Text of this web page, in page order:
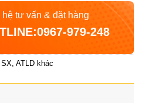
hệ tư vấn & đặt hàng
979-248
ATLD khác